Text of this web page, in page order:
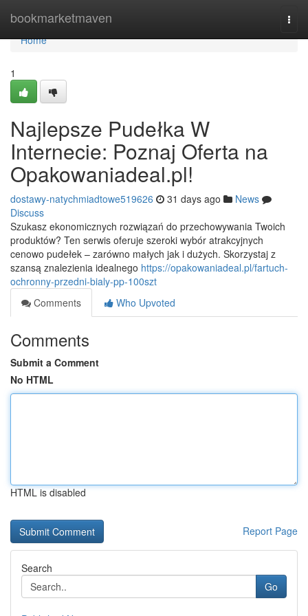
bookmarketmaven
Home
Home
1
Najlepsze Pudełka W
Internecie: Poznaj Oferta na
Opakowaniadeal.pl!
dostawy-natychmiadtowe519626 31 days ago
News
Discuss
Szukasz ekonomicznych rozwiązań do przechowywania Twoich
produktów? Ten serwis oferuje szeroki wybór atrakcyjnych
cenowo pudełek – zarówno małych jak i dużych. Skorzystaj z
szansą znalezienia idealnego https://opakowaniadeal.pl/fartuch-
ochronny-przedni-bialy-pp-100szt
Comments
Who Upvoted
Comments
Submit a Comment
No HTML
HTML is disabled
Report Page
Search
Go